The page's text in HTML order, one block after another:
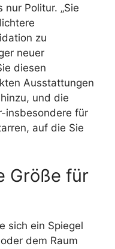
Politur. „Sie
zu
neuer
diesen
Ausstattungen
und die
insbesondere für
auf die Sie
Größe für
sich ein Spiegel
dem Raum